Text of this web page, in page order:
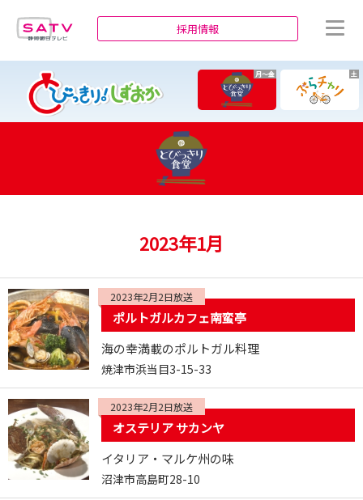
採用情報
月～金 土
2023年1月
2023年2月2日放送
ポルトガルカフェ南蛮亭
海の幸満載のポルトガル料理
焼津市浜当目3-15-33
2023年2月2日放送
オステリア サカンヤ
イタリア・マルケ州の味
沼津市高島町28-10